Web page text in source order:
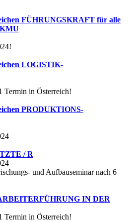
FÜHRUNGSKRAFT für alle
LOGISTIK-
Termin in Österreich!
PRODUKTIONS-
/ R
und Aufbauseminar nach 6
IN DER
Termin in Österreich!